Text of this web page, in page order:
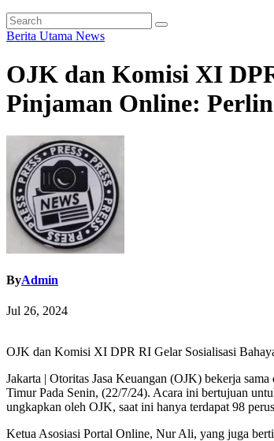
Berita Utama News
OJK dan Komisi XI
Pinjaman Online:
ByAdmin
Jul 26, 2024
OJK dan Komisi XI DPR RI Gelar Sosialisasi
Jakarta | Otoritas Jasa Keuangan (OJK) bekerja
Timur Pada Senin, (22/7/24). Acara ini bertujuan
ungkapkan oleh OJK, saat ini hanya terdapat 98
Ketua Asosiasi Portal Online, Nur Ali, yang juga